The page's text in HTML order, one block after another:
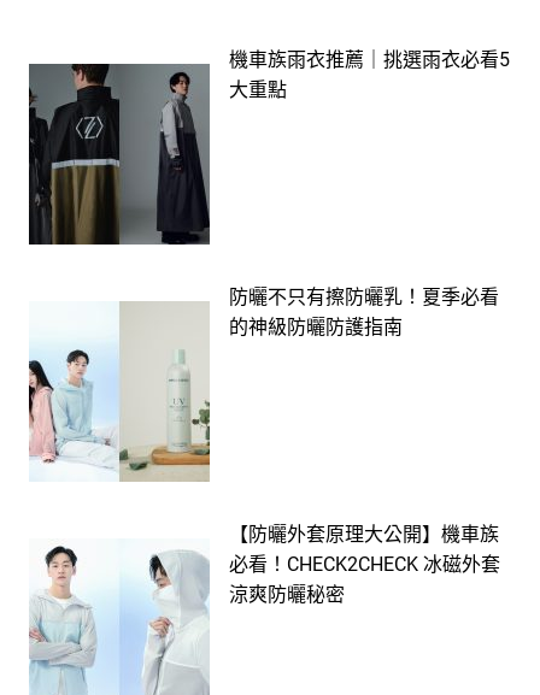
機車族雨衣推薦｜挑選雨衣必看5
大重點
防曬不只有擦防曬乳！夏季必看
的神級防曬防護指南
【防曬外套原理大公開】機車族
必看！CHECK2CHECK 冰磁外套
涼爽防曬秘密